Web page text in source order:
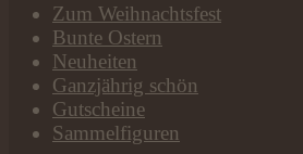
Zum Weihnachtsfest
Bunte Ostern
Neuheiten
Ganzjährig schön
Gutscheine
Sammelfiguren